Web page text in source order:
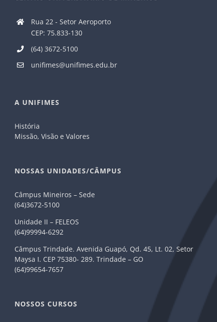
Rua 22 - Setor Aeroporto
CEP: 75.833-130
(64) 3672-5100
unifimes@unifimes.edu.br
A UNIFIMES
História
Missão, Visão e Valores
NOSSAS UNIDADES/CÂMPUS
Câmpus Mineiros – Sede
(64)3672-5100
Unidade II – FELEOS
(64)99994-6292
Câmpus Trindade. Avenida Guapó, Qd. 45, Lt. 02, Setor
Maysa I. CEP 75380- 289. Trindade – GO
(64)99654-7657
NOSSOS CURSOS